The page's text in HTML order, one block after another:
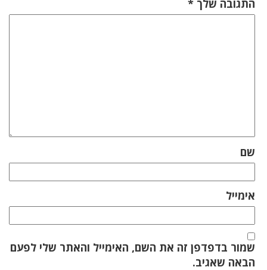
התגובה שלך *
שם
אימייל
שמור בדפדפן זה את השם, האימייל והאתר שלי לפעם
הבאה שאגיב.